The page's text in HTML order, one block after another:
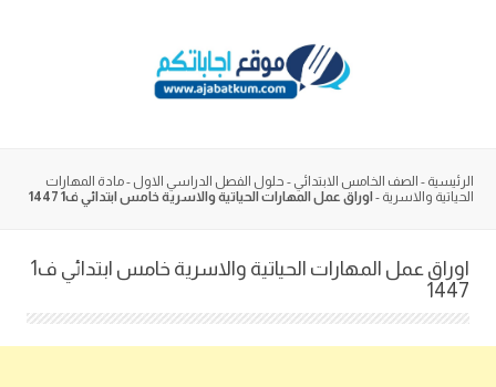
الرئيسية - الصف الخامس الابتدائي - حلول الفصل الدراسي الاول -مادة المهارات
الحياتية والاسرية - اوراق عمل المهارات الحياتية والاسرية خامس ابتدائي ف1 1447
اوراق عمل المهارات الحياتية والاسرية خامس ابتدائي ف1
1447